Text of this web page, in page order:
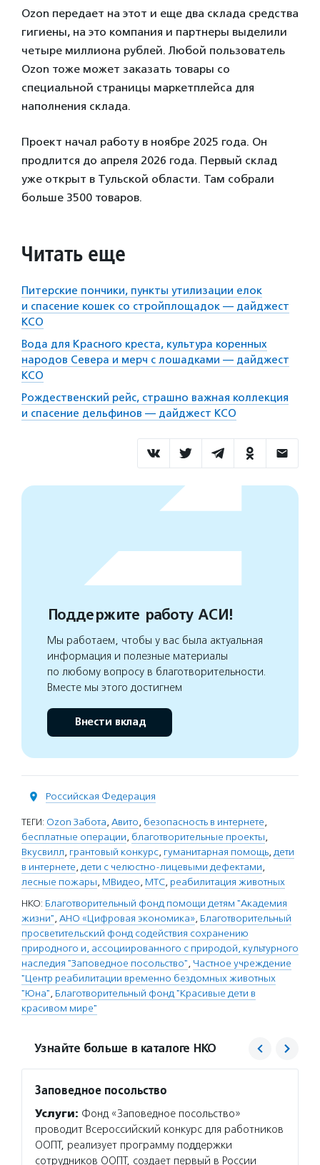
Ozon передает на этот и еще два склада средства
гигиены, на это компания и партнеры выделили
четыре миллиона рублей. Любой пользователь
Ozon тоже может заказать товары со
специальной страницы маркетплейса для
наполнения склада.
Проект начал работу в ноябре 2025 года. Он
продлится до апреля 2026 года. Первый склад
уже открыт в Тульской области. Там собрали
больше 3500 товаров.
Читать еще
Питерские пончики, пункты утилизации елок
и спасение кошек со стройплощадок — дайджест
КСО
Вода для Красного креста, культура коренных
народов Севера и мерч с лошадками — дайджест
КСО
Рождественский рейс, страшно важная коллекция
и спасение дельфинов — дайджест КСО
Поддержите работу АСИ!
Мы работаем, чтобы у вас была актуальная
информация и полезные материалы
по любому вопросу в благотворительности.
Вместе мы этого достигнем
Внести вклад
Российская Федерация
ТЕГИ: Ozon Забота, Авито, безопасность в интернете,
бесплатные операции, благотворительные проекты,
Вкусвилл, грантовый конкурс, гуманитарная помощь, дети
в интернете, дети с челюстно-лицевыми дефектами,
лесные пожары, МВидео, МТС, реабилитация животных
НКО: Благотворительный фонд помощи детям "Академия
жизни", АНО «Цифровая экономика», Благотворительный
просветительский фонд содействия сохранению
природного и, ассоциированного с природой, культурного
наследия "Заповедное посольство", Частное учреждение
"Центр реабилитации временно бездомных животных
"Юна", Благотворительный фонд "Красивые дети в
красивом мире"
Узнайте больше в каталоге НКО
Заповедное посольство
Услуги: Фонд «Заповедное посольство»
проводит Всероссийский конкурс для работников
ООПТ, реализует программу поддержки
сотрудников ООПТ, создает первый в России